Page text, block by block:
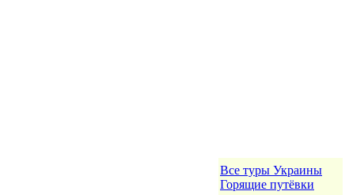
Все туры Украины
Горящие путёвки